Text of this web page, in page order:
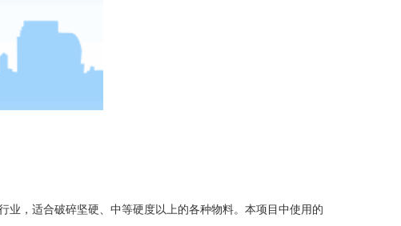
，适合破碎坚硬、中等硬度以上的各种物料。本项目中使用的